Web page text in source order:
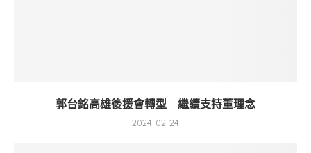
郭台銘高雄後援會轉型 繼續支持董理念
2024-02-24